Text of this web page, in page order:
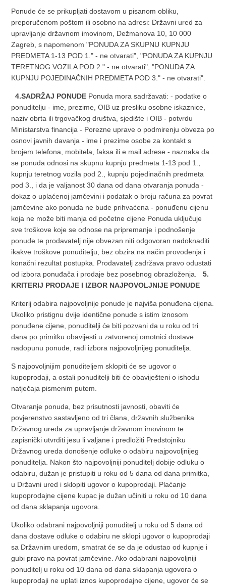
Ponude će se prikupljati dostavom u pisanom obliku,
preporučenom poštom ili osobno na adresi: Državni ured za
upravljanje državnom imovinom, Dežmanova 10, 10 000
Zagreb, s napomenom "PONUDA ZA SKUPNU KUPNJU
PREDMETA 1-13 POD 1." - ne otvarati", "PONUDA ZA KUPNJU
TERETNOG VOZILA POD 2." - ne otvarati", "PONUDA ZA
KUPNJU POJEDINAČNIH PREDMETA POD 3." - ne otvarati".
4.SADRŽAJ PONUDE Ponuda mora sadržavati: - podatke o
ponuditelju - ime, prezime, OIB uz presliku osobne iskaznice,
naziv obrta ili trgovačkog društva, sjedište i OIB - potvrdu
Ministarstva financija - Porezne uprave o podmirenju obveza po
osnovi javnih davanja - ime i prezime osobe za kontakt s
brojem telefona, mobitela, faksa ili e mail adrese - naznaka da
se ponuda odnosi na skupnu kupnju predmeta 1-13 pod 1.,
kupnju teretnog vozila pod 2., kupnju pojedinačnih predmeta
pod 3., i da je valjanost 30 dana od dana otvaranja ponuda -
dokaz o uplaćenoj jamčevini i podatak o broju računa za povrat
jamčevine ako ponuda ne bude prihvaćena - ponuđenu cijenu
koja ne može biti manja od početne cijene Ponuda uključuje
sve troškove koje se odnose na pripremanje i podnošenje
ponude te prodavatelj nije obvezan niti odgovoran nadoknaditi
ikakve troškove ponuditelju, bez obzira na način provođenja i
konačni rezultat postupka. Prodavatelj zadržava pravo odustati
od izbora ponuđača i prodaje bez posebnog obrazloženja.5.
KRITERIJ PRODAJE I IZBOR NAJPOVOLJNIJE PONUDE
Kriterij odabira najpovoljnije ponude je najviša ponuđena cijena.
Ukoliko pristignu dvije identične ponude s istim iznosom
ponuđene cijene, ponuditelji će biti pozvani da u roku od tri
dana po primitku obavijesti u zatvorenoj omotnici dostave
nadopunu ponude, radi izbora najpovoljnijeg ponuditelja.
S najpovoljnijim ponuditeljem sklopiti će se ugovor o
kupoprodaji, a ostali ponuditelji biti će obaviješteni o ishodu
natječaja pismenim putem.
Otvaranje ponuda, bez prisutnosti javnosti, obaviti će
povjerenstvo sastavljeno od tri člana, državnih službenika
Državnog ureda za upravljanje državnom imovinom te
zapisnički utvrditi jesu li valjane i predložiti Predstojniku
Državnog ureda donošenje odluke o odabiru najpovoljnijeg
ponuditelja. Nakon što najpovoljniji ponuditelj dobije odluku o
odabiru, dužan je pristupiti u roku od 5 dana od dana primitka,
u Državni ured i sklopiti ugovor o kupoprodaji. Plaćanje
kupoprodajne cijene kupac je dužan učiniti u roku od 10 dana
od dana sklapanja ugovora.
Ukoliko odabrani najpovoljniji ponuditelj u roku od 5 dana od
dana dostave odluke o odabiru ne sklopi ugovor o kupoprodaji
sa Državnim uredom, smatrat će se da je odustao od kupnje i
gubi pravo na povrat jamčevine. Ako odabrani najpovoljniji
ponuditelj u roku od 10 dana od dana sklapanja ugovora o
kupoprodaji ne uplati iznos kupoprodajne cijene, ugovor će se